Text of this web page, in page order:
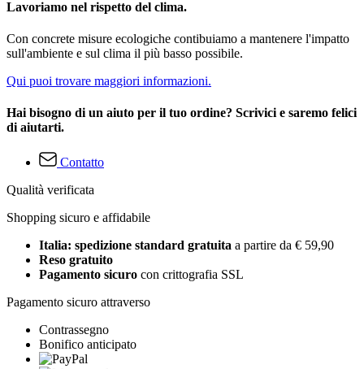
Lavoriamo nel rispetto del clima.
Con concrete misure ecologiche contibuiamo a mantenere l'impatto
sull'ambiente e sul clima il più basso possibile.
Qui puoi trovare maggiori informazioni.
Hai bisogno di un aiuto per il tuo ordine? Scrivici e saremo felici
di aiutarti.
Contatto
Qualità verificata
Shopping sicuro e affidabile
Italia: spedizione standard gratuita a partire da € 59,90
Reso gratuito
Pagamento sicuro con crittografia SSL
Pagamento sicuro attraverso
Contrassegno
Bonifico anticipato